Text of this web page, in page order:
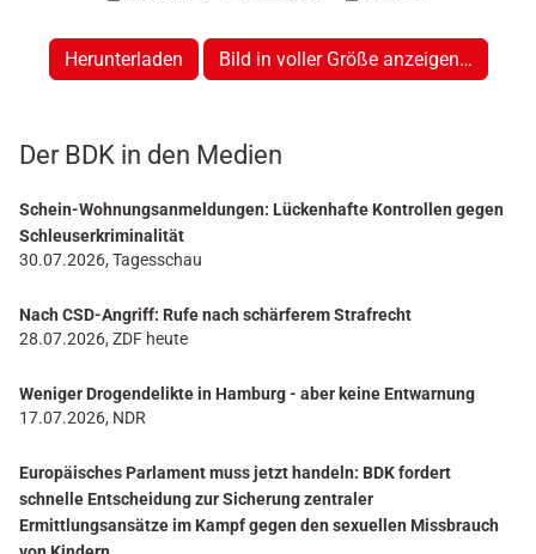
Herunterladen Bild in voller Größe anzeigen…
Der BDK in den Medien
Schein-Wohnungsanmeldungen: Lückenhafte Kontrollen gegen
Schleuserkriminalität
30.07.2026, Tagesschau
Nach CSD-Angriff: Rufe nach schärferem Strafrecht
28.07.2026, ZDF heute
Weniger Drogendelikte in Hamburg - aber keine Entwarnung
17.07.2026, NDR
Europäisches Parlament muss jetzt handeln: BDK fordert
schnelle Entscheidung zur Sicherung zentraler
Ermittlungsansätze im Kampf gegen den sexuellen Missbrauch